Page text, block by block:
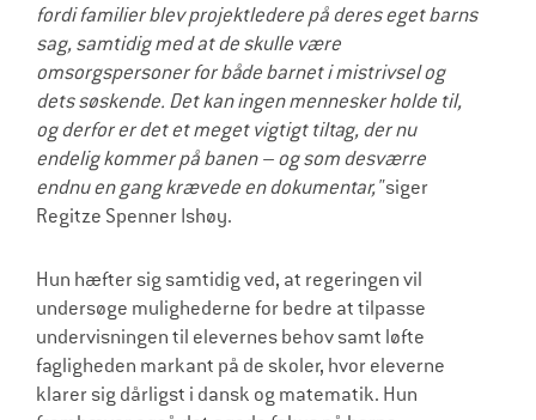
fordi familier blev projektledere på deres eget barns
sag, samtidig med at de skulle være
omsorgspersoner for både barnet i mistrivsel og
dets søskende. Det kan ingen mennesker holde til,
og derfor er det et meget vigtigt tiltag, der nu
endelig kommer på banen – og som desværre
endnu en gang krævede en dokumentar,"siger
Regitze Spenner Ishøy.
Hun hæfter sig samtidig ved, at regeringen vil
undersøge mulighederne for bedre at tilpasse
undervisningen til elevernes behov samt løfte
fagligheden markant på de skoler, hvor eleverne
klarer sig dårligst i dansk og matematik. Hun